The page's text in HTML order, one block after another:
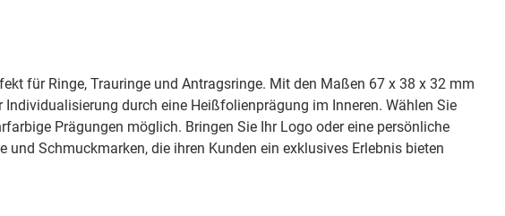
für Ringe, Trauringe und Antragsringe. Mit den Maßen 67 x 38 x 32 mm
durch eine Heißfolienprägung im Inneren. Wählen Sie
Prägungen möglich. Bringen Sie Ihr Logo oder eine persönliche
Schmuckmarken, die ihren Kunden ein exklusives Erlebnis bieten